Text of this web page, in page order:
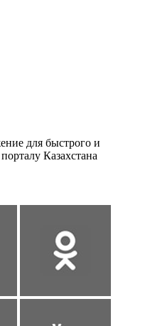
для быстрого и
Казахстана